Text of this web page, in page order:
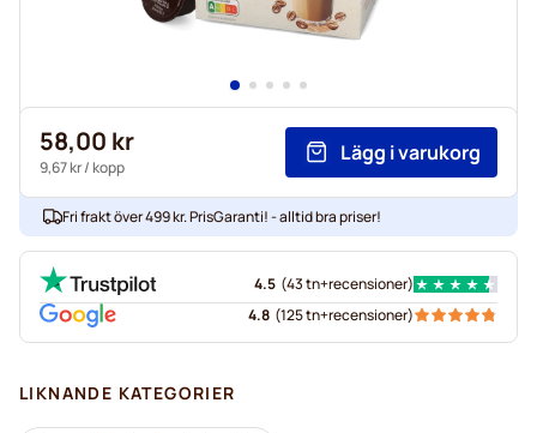
58,00 kr
9,67 kr/ kopp
Lägg i varukorg
Fri frakt över 499 kr. PrisGaranti! - alltid bra priser!
4.5 (43 tn+recensioner)
4.8 (125 tn+recensioner)
LIKNANDE KATEGORIER